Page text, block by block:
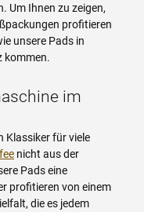
Um Ihnen zu zeigen,
profitieren
unsere Pads in
kommen.
im
Klassiker für viele
nicht aus der
Pads eine
profitieren von einem
die es jedem